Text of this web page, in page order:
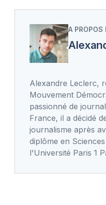
A PROPOS
Alexandre Leclerc,
Mouvement
passionné de
France, il a décidé
journalisme après
diplôme en
l'Université Paris 1